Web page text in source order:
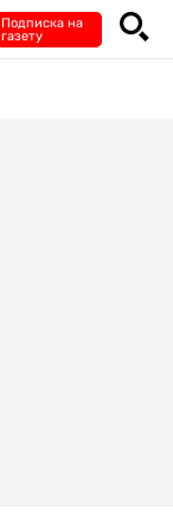
Подписка на
газету